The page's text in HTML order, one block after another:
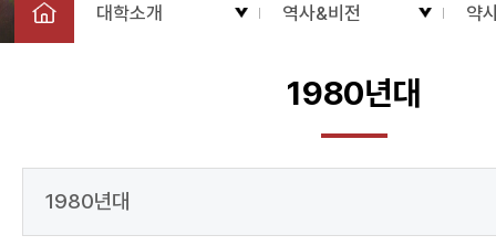
대학소개 역사&비전 약
1980년대
1980년대